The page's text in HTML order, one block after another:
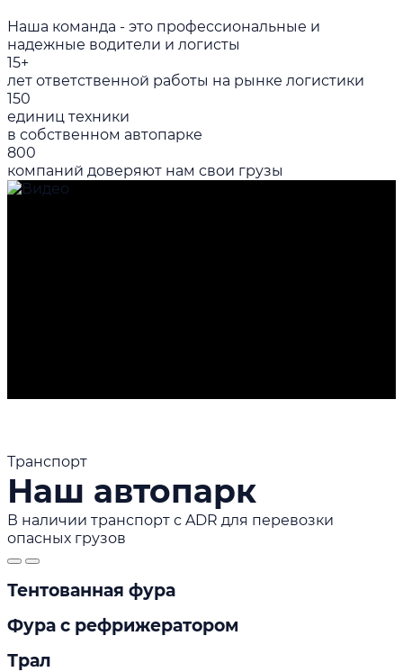
Наша команда - это профессиональные и
надежные водители и логисты
15+
лет ответственной работы на рынке логистики
150
единиц техники
в собственном автопарке
800
компаний доверяют нам свои грузы
Транспорт
Наш автопарк
В наличии транспорт с ADR для перевозки
опасных грузов
Тентованная фура
Фура с рефрижератором
Трал